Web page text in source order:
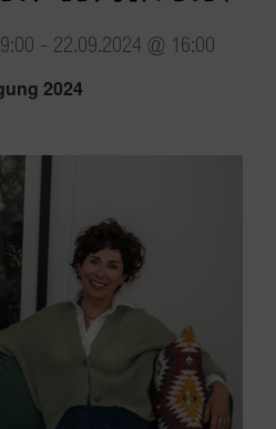
2024
- 22.09.2024 @ 16:00